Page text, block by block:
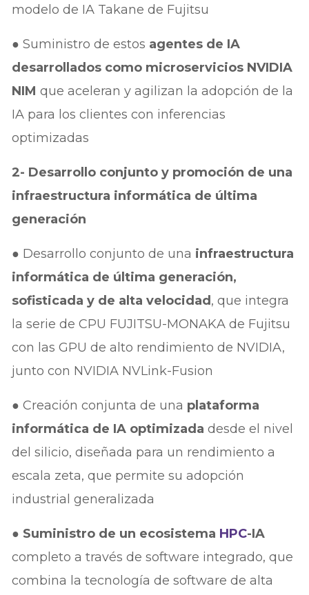
modelo de IA Takane de Fujitsu
● Suministro de estos agentes de IA
desarrollados como microservicios NVIDIA
NIM que aceleran y agilizan la adopción de la
IA para los clientes con inferencias
optimizadas
2- Desarrollo conjunto y promoción de una
infraestructura informática de última
generación
● Desarrollo conjunto de una infraestructura
informática de última generación,
sofisticada y de alta velocidad , que integra
la serie de CPU FUJITSU-MONAKA de Fujitsu
con las GPU de alto rendimiento de NVIDIA,
junto con NVIDIA NVLink-Fusion
● Creación conjunta de una plataforma
informática de IA optimizada desde el nivel
del silicio, diseñada para un rendimiento a
escala zeta, que permite su adopción
industrial generalizada
● Suministro de un ecosistema HPC-IA
completo a través de software integrado, que
combina la tecnología de software de alta